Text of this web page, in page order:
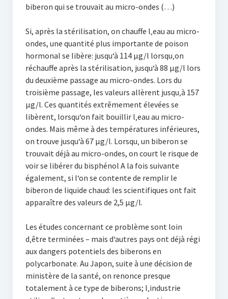
biberon qui se trouvait au micro-ondes (…)
Si, après la stérilisation, on chauffe l‚eau au micro-
ondes, une quantité plus importante de poison
hormonal se libère: jusqu‘à 114 µg/l lorsqu‚on
réchauffe après la stérilisation, jusqu‘à 88 µg/l lors
du deuxième passage au micro-ondes. Lors du
troisième passage, les valeurs allèrent jusqu‚à 157
µg/l. Ces quantités extrêmement élevées se
libèrent, lorsqu‘on fait bouillir l‚eau au micro-
ondes. Mais même à des températures inférieures,
on trouve jusqu‘à 67 µg/l. Lorsqu‚ un biberon se
trouvait déjà au micro-ondes, on court le risque de
voir se libérer du bisphénol A la fois suivante
également, si l‘on se contente de remplir le
biberon de liquide chaud: les scientifiques ont fait
apparaître des valeurs de 2,5 µg/l.
Les études concernant ce problème sont loin
d‚être terminées – mais d‘autres pays ont déjà régi
aux dangers potentiels des biberons en
polycarbonate. Au Japon, suite à une décision de
ministère de la santé, on renonce presque
totalement à ce type de biberons; l‚industrie